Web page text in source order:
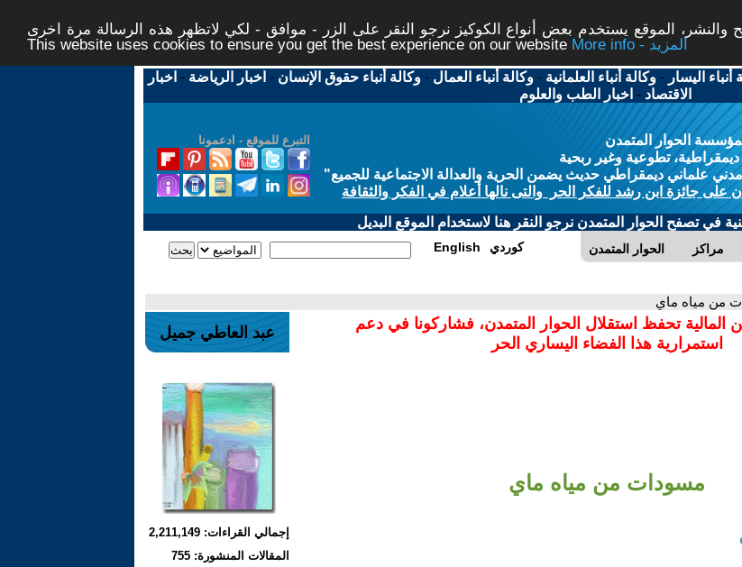
الموقع يستخدم بعض أنواع الكوكيز نرجو النقر على الزر - موافق - لكي لاتظهر هذه الرسالة مرة اخرى -
This website uses cookies to ensure you get the best experience on our website
More info - المزيد
أنباء اليسار -وكالة أنباء العلمانية -وكالة أنباء العمال -وكالة أنباء حقوق الإنسان - اخبار الرياضة - اخبار
الاقتصاد - اخبار الطب والعلوم
التبرع للموقع - ادعمونا
الحوار المتمدن
ديمقراطية، تطوعية وغير ربحية
علماني ديمقراطي حديث يضمن الحرية والعدالة الاجتماعية للجميع"
على جائزة ابن رشد للفكر الحر والتى نالها أعلام في الفكر والثقافة
في تصفح الحوار المتمدن نرجو النقر هنا لاستخدام الموقع البديل
الحوار المتمدن مراكز English كوردي
من مياه ماي
المالية تحفظ استقلال الحوار المتمدن، فشاركونا في دعم
استمرارية هذا الفضاء اليساري الحر
مسودات من مياه ماي
عبد العاطي جميل
إجمالي القراءات: 2,211,149
المقالات المنشورة: 755